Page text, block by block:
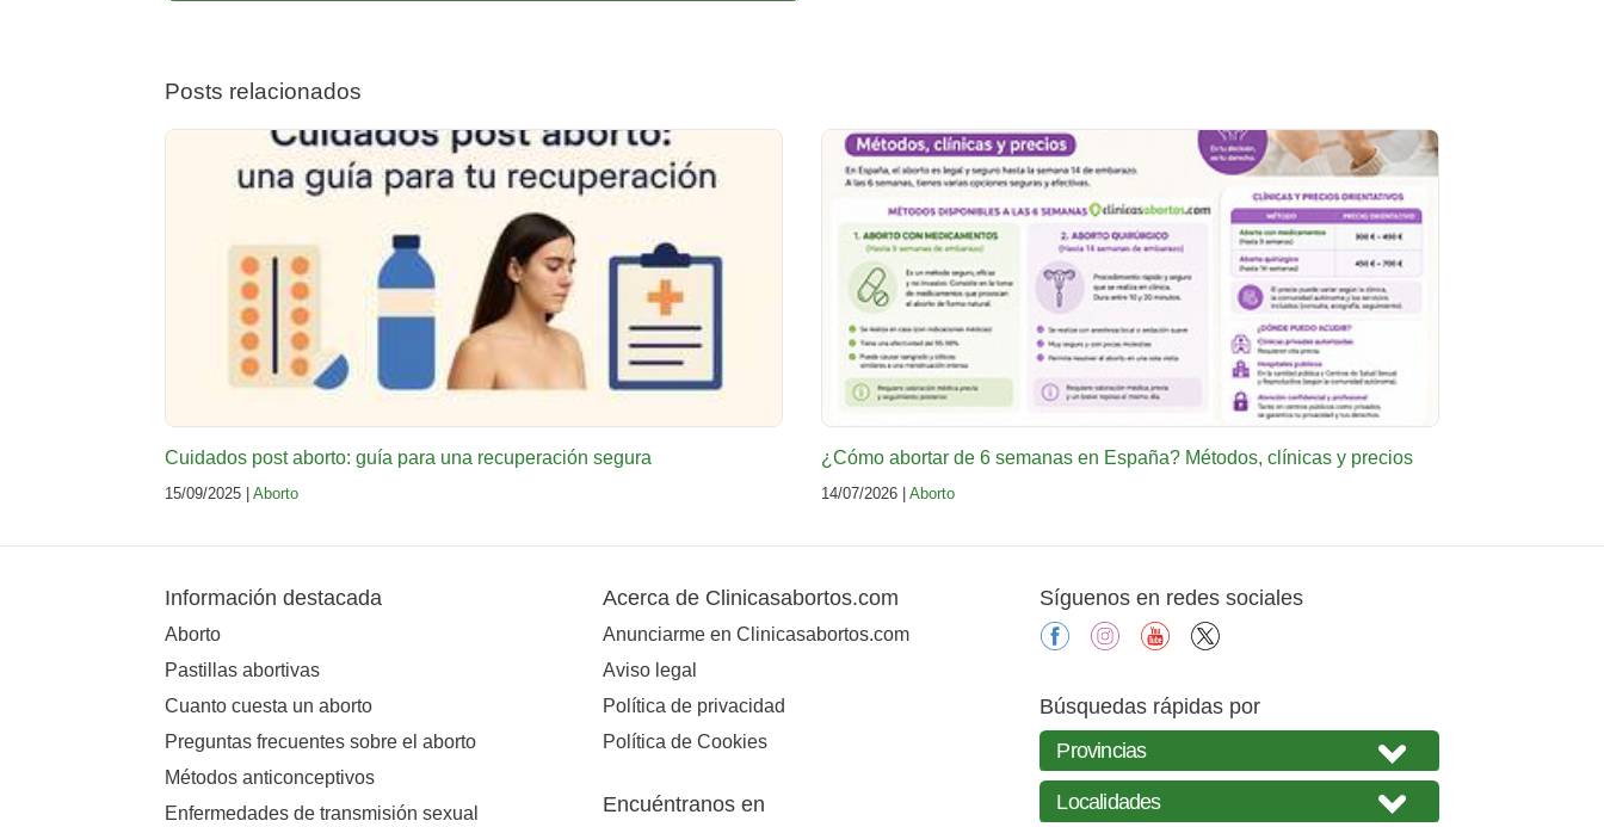
Posts relacionados
Cuidados post aborto: guía para una recuperación segura
15/09/2025 | Aborto
¿Cómo abortar de 6 semanas en España? Métodos, clínicas y precios
14/07/2026 | Aborto
Información destacada
Aborto
Pastillas abortivas
Cuanto cuesta un aborto
Preguntas frecuentes sobre el aborto
Métodos anticonceptivos
Enfermedades de transmisión sexual
Acerca de Clinicasabortos.com
Anunciarme en Clinicasabortos.com
Aviso legal
Política de privacidad
Política de Cookies
Encuéntranos en
Síguenos en redes sociales
facebookinstagramyoutube
Búsquedas rápidas por